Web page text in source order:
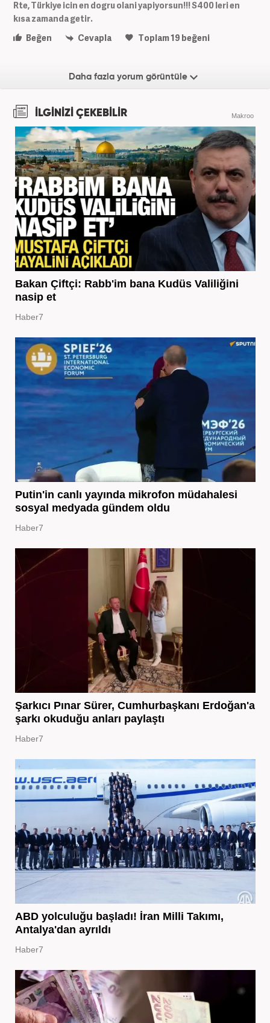
Rte, Türkiye icin en dogru olani yapiyorsun!!! S400 leri en
kısa zamanda getir.
Beğen
Cevapla Toplam19 beğeni
Daha fazla yorum görüntüle
İLGİNİZİ ÇEKEBİLİR Makroo
Bakan Çiftçi: Rabb'im bana Kudüs Valiliğini
nasip et
Haber7
Putin'in canlı yayında mikrofon müdahalesi
sosyal medyada gündem oldu
Haber7
Şarkıcı Pınar Sürer, Cumhurbaşkanı Erdoğan'a
şarkı okuduğu anları paylaştı
Haber7
ABD yolculuğu başladı! İran Milli Takımı,
Antalya'dan ayrıldı
Haber7